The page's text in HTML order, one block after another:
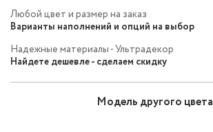
Любой цвет и размер на заказ
Варианты наполнений и опций на выбор
Надежные материалы - Ультрадекор
Найдете дешевле - сделаем скидку
Модель другого цвета